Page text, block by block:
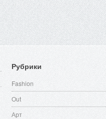
Рубрики
Fashion
Out
Арт